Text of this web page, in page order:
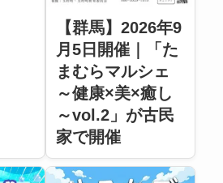
【群馬】2026年9
月5日開催｜「た
まむらマルシェ
～健康×美×癒し
～vol.2」が古民
家で開催